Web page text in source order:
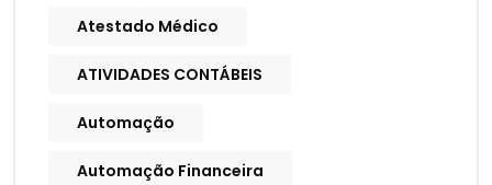
Atestado Médico
ATIVIDADES CONTÁBEIS
Automação
Automação Financeira